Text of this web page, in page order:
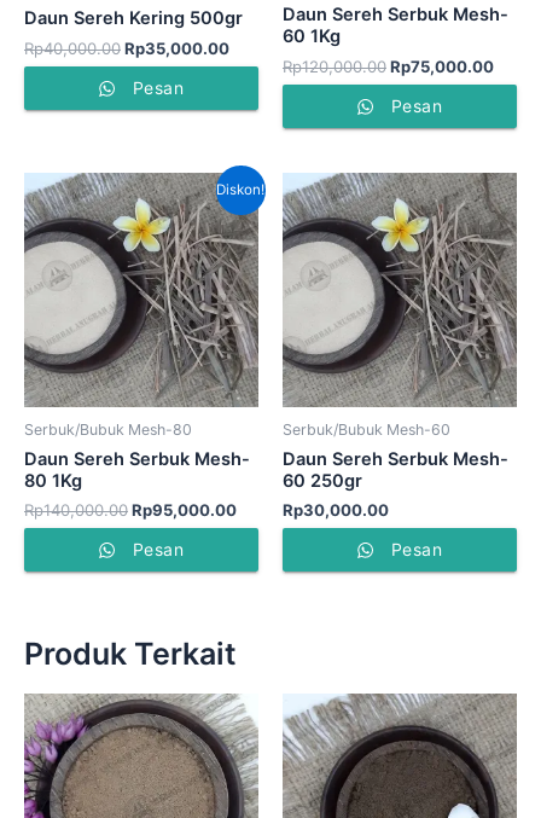
Daun Sereh Kering 500gr
Rp40,000.00Rp35,000.00
Pesan
Daun Sereh Serbuk Mesh-
60 1Kg
Rp120,000.00Rp75,000.00
Pesan
Diskon!
Serbuk/Bubuk Mesh-80
Daun Sereh Serbuk Mesh-
80 1Kg
Rp140,000.00
Harga
aslinya
adalah:
Rp140,000.00.
Rp95,000.00
Harga
saat
ini
adalah:
Rp95,000.00.
Pesan
Serbuk/Bubuk Mesh-60
Daun Sereh Serbuk Mesh-
60 250gr
Rp30,000.00
Pesan
Produk Terkait